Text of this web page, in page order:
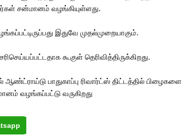
சன்மானம் வழங்கியுள்ளது.
இதுவே முதல்முறையாகும்.
கூகுள் தெரிவித்திருக்கிறது.
பாதுகாப்பு ரிவார்ட்ஸ் திட்டத்தில் பிழைகளை
வழங்கப்பட்டு வருகிறது